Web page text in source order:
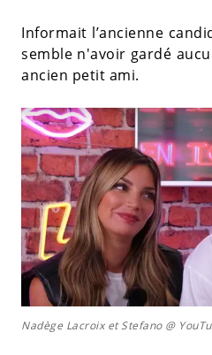
Informait l’ancienne
semble n'avoir gardé
ancien petit ami.
Nadège Lacroix et Stefano @